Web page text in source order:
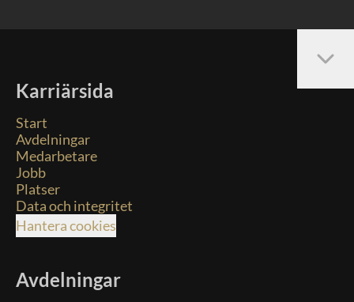
Karriärsida
Start
Avdelningar
Medarbetare
Jobb
Platser
Data och integritet
Hantera cookies
Avdelningar